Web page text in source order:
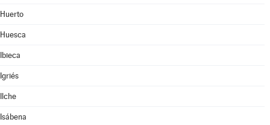
Huerto
Huesca
Ibieca
Igriés
Ilche
Isábena